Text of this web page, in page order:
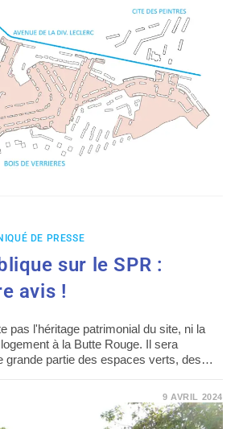
DE PRESSE
sur le SPR :
avis !
pas l'héritage patrimonial du site, ni la
à la Butte Rouge. Il sera
grande partie des espaces verts, des…
9 AVRIL 2024